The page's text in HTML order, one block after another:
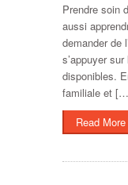
Prendre soin
aussi
demander de
s’appuyer
disponibles.
familiale et
Read More